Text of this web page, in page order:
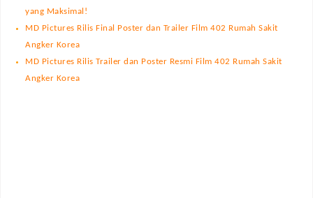
yang Maksimal!
MD Pictures Rilis Final Poster dan Trailer Film 402 Rumah Sakit
Angker Korea
MD Pictures Rilis Trailer dan Poster Resmi Film 402 Rumah Sakit
Angker Korea